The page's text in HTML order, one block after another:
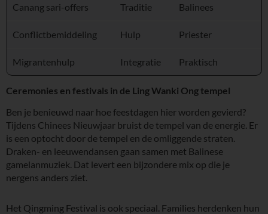
Canang sari-offers Traditie Balinees
Conflictbemiddeling Hulp Priester
Migrantenhulp Integratie Praktisch
Ceremonies en festivals in de Ling Wanki Ong tempel
Ben je benieuwd naar hoe feestdagen hier worden gevierd?
Tijdens Chinees Nieuwjaar bruist de tempel van de energie. Er
is een optocht door de tempel en de omliggende straten.
Draken- en leeuwendansen gaan samen met Balinese
gamelanmuziek. Dat levert een bijzondere mix op die je
nergens anders ziet.
Het Qingming Festival is ook speciaal. Families herdenken hun